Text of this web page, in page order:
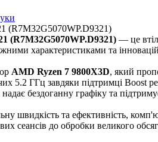
(R7M32G5070WP.D9321)
(R7M32G5070WP.D9321) — це
характеристиками та
AMD Ryzen 7 9800X3D, який
5.2 ГГц завдяки підтримці Boost
бездоганну графіку та
швидкість та ефективність,
сеансів до обробки великого